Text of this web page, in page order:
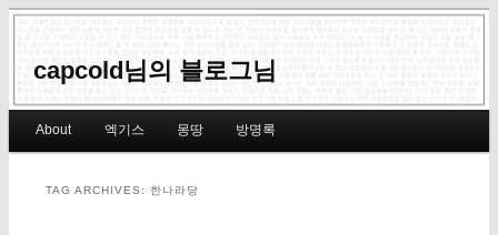
capcold님의 블로그님
Skip to primary content
Skip to secondary content
About 엑기스 몽땅 방명록
TAG ARCHIVES: 한나라당